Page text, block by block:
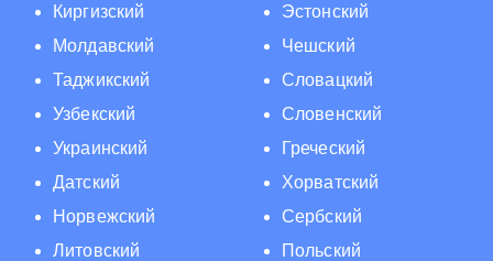
Киргизский
Молдавский
Таджикский
Узбекский
Украинский
Датский
Норвежский
Литовский
Эстонский
Чешский
Словацкий
Словенский
Греческий
Хорватский
Сербский
Польский